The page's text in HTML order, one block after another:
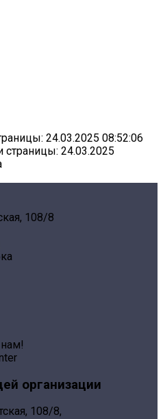
24.03.2025 08:52:06
24.03.2025
108/8
организации
108/8,